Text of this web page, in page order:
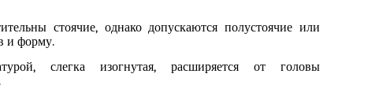
стоячие, однако допускаются полустоячие или
и форму.
слегка изогнутая, расширяется от головы
.